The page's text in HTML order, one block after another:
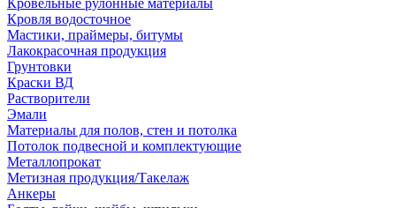
Кровельные рулонные материалы
Кровля водосточное
Мастики, праймеры, битумы
Лакокрасочная продукция
Грунтовки
Краски ВД
Растворители
Эмали
Материалы для полов, стен и потолка
Потолок подвесной и комплектующие
Металлопрокат
Метизная продукция/Такелаж
Анкеры